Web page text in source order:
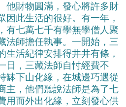
他財物圓滿，發心將許多財
因此生活的很好。有一年，
有七萬七千有學無學僧人聚
法師擔任執事。一開始，三
生活紀律安排得井井有條，
日，三藏法師自忖經費不
缽下山化緣，在城邊巧遇從
主，他們聽說法師是為了七
用而外出化緣，立刻發心供